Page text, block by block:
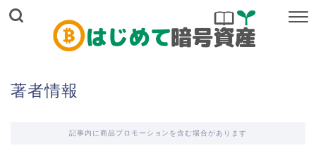
著者情報
記事内に商品プロモーションを含む場合があります